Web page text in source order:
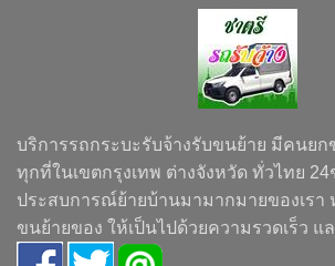
บริการรถกระบะรับจ้างรับขนย้าย มีคนยก
ทุกที่ในเขตกรุงเทพ ต่างจังหวัด ทั่วไทย
ประสบการณ์ย้ายบ้านมามากมายของเรา
ขนย้ายของ ให้เป็นไปด้วยความรวดเร็ว